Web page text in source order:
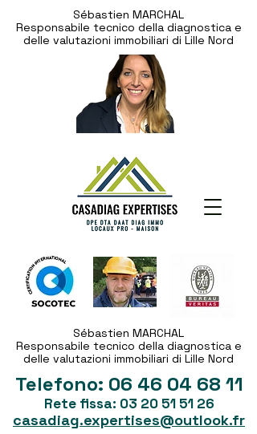
Sébastien MARCHAL
Responsabile tecnico della diagnostica e
delle valutazioni immobiliari di Lille Nord
Telefono: 06 46 04 68 11
Rete fissa: 03 20 51 51 26
casadiag.expertises@outlook.fr
Sébastien MARCHAL
Responsabile tecnico della diagnostica e
delle valutazioni immobiliari di Lille Nord